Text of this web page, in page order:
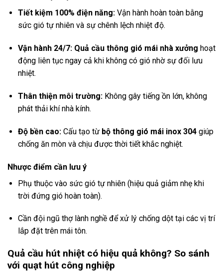
Tiết kiệm 100% điện năng:Vận hành hoàn toàn bằng
sức gió tự nhiên và sự chênh lệch nhiệt độ.
Vận hành 24/7: Quả cầu thông gió mái nhà xưởng hoạt
động liên tục ngay cả khi không có gió nhờ sự đối lưu
nhiệt.
Thân thiện môi trường:Không gây tiếng ồn lớn, không
phát thải khí nhà kính.
Độ bền cao:Cấu tạo từ bộ thông gió mái inox 304giúp
chống ăn mòn và chịu được thời tiết khắc nghiệt.
Nhược điểm cần lưu ý
Phụ thuộc vào sức gió tự nhiên (hiệu quả giảm nhẹ khi
trời đứng gió hoàn toàn).
Cần đội ngũ thợ lành nghề để xử lý chống dột tại các vị trí
lắp đặt trên mái tôn.
Quả cầu hút nhiệt có hiệu quả không? So sánh
với quạt hút công nghiệp